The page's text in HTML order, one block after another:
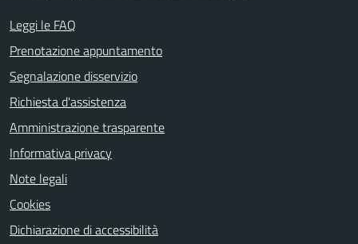
Leggi le FAQ
Prenotazione appuntamento
Segnalazione disservizio
Richiesta d'assistenza
Amministrazione trasparente
Informativa privacy
Note legali
Cookies
Dichiarazione di accessibilità